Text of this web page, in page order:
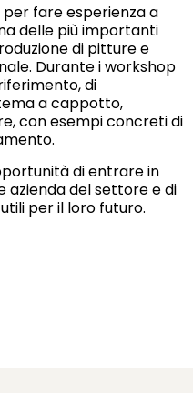
per fare esperienza a
delle più importanti
di pitture e
Durante i workshop
di
a cappotto,
con esempi concreti di
di entrare in
del settore e di
per il loro futuro.